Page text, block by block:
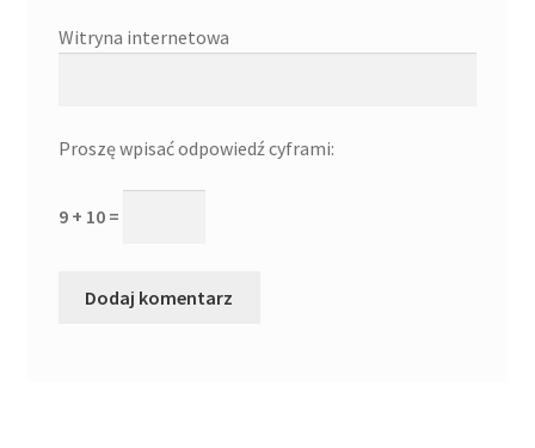
Witryna internetowa
Proszę wpisać odpowiedź cyframi:
9 + 10 =